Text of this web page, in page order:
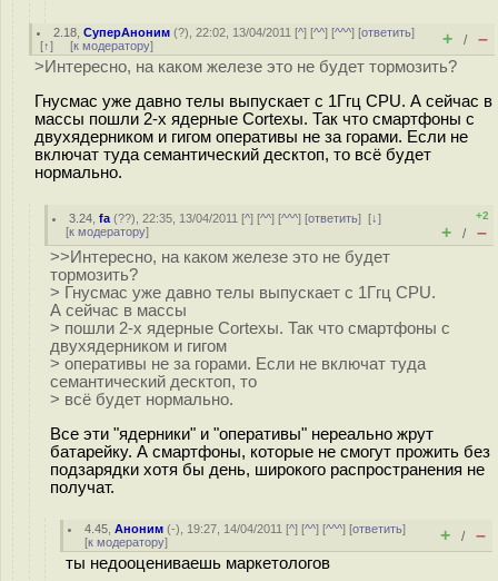
2.18 ,СуперАноним (?), 22:02, 13/04/2011 [^] [^^] [^^^] [ответить]
[↑] [к модератору] + / –
>Интересно, на каком железе это не будет тормозить?
Гнусмас уже давно телы выпускает с 1Ггц CPU. А сейчас в
массы пошли 2-х ядерные Cortexы. Так что смартфоны с
двухядерником и гигом оперативы не за горами. Если не
включат туда семантический десктоп, то всё будет
нормально.
3.24 ,fa (??), 22:35, 13/04/2011 [^] [^^] [^^^] [ответить][↓]
[к модератору]
+2
+ / –
>>Интересно, на каком железе это не будет
тормозить?
> Гнусмас уже давно телы выпускает с 1Ггц CPU.
А сейчас в массы
> пошли 2-х ядерные Cortexы. Так что смартфоны с
двухядерником и гигом
> оперативы не за горами. Если не включат туда
семантический десктоп, то
> всё будет нормально.
Все эти "ядерники" и "оперативы" нереально жрут
батарейку. А смартфоны, которые не смогут прожить без
подзарядки хотя бы день, широкого распространения не
получат.
4.45 ,Аноним (-), 19:27, 14/04/2011 [^] [^^] [^^^] [ответить]
[к модератору] + / –
ты недооцениваешь маркетологов